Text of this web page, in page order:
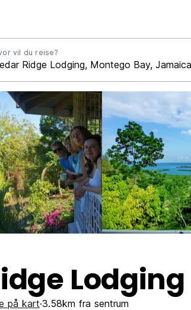
vil du reise?
Lodging
på kart 3.58km fra sentrum